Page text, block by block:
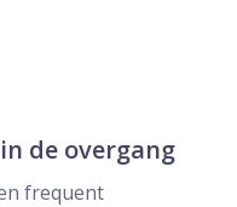
de overgang
frequent